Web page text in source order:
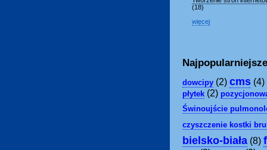
(18)
więcej
dowcipy (2) cms (4)
płytek (2)
Świnoujście
czyszczenie kostki
bielsko-biała (8)